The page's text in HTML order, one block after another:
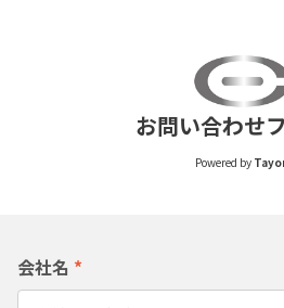
お問い合わせ
Powered by
会社名 *